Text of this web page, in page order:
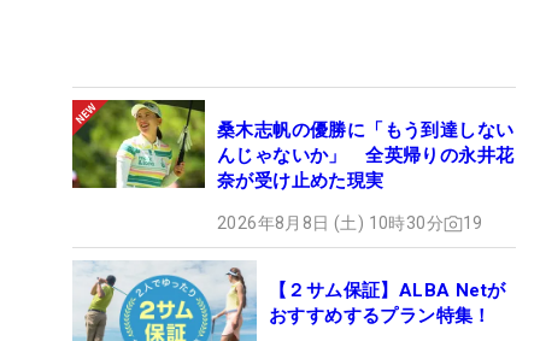
桑木志帆の優勝に「もう到達しない
んじゃないか」 全英帰りの永井花
奈が受け止めた現実
2026年8月8日 (土) 10時30分 19
【２サム保証】ALBA Netが
おすすめするプラン特集！